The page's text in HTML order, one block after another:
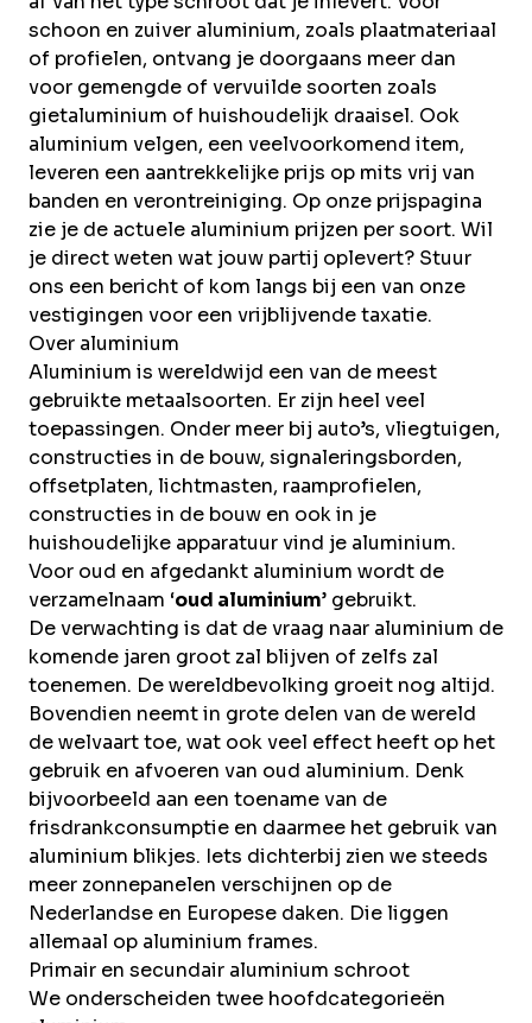
schoon en zuiver aluminium, zoals plaatmateriaal
of profielen, ontvang je doorgaans meer dan
voor gemengde of vervuilde soorten zoals
gietaluminium of huishoudelijk draaisel. Ook
aluminium velgen, een veelvoorkomend item,
leveren een aantrekkelijke prijs op mits vrij van
banden en verontreiniging. Op onze prijspagina
zie je de actuele aluminium prijzen per soort. Wil
je direct weten wat jouw partij oplevert? Stuur
ons een bericht of kom langs bij een van onze
vestigingen voor een vrijblijvende taxatie.
Over aluminium
Aluminium is wereldwijd een van de meest
gebruikte metaalsoorten. Er zijn heel veel
toepassingen. Onder meer bij auto’s, vliegtuigen,
constructies in de bouw, signaleringsborden,
offsetplaten, lichtmasten, raamprofielen,
constructies in de bouw en ook in je
huishoudelijke apparatuur vind je aluminium.
Voor oud en afgedankt aluminium wordt de
verzamelnaam ‘oud aluminium’ gebruikt.
De verwachting is dat de vraag naar aluminium de
komende jaren groot zal blijven of zelfs zal
toenemen. De wereldbevolking groeit nog altijd.
Bovendien neemt in grote delen van de wereld
de welvaart toe, wat ook veel effect heeft op het
gebruik en afvoeren van oud aluminium. Denk
bijvoorbeeld aan een toename van de
frisdrankconsumptie en daarmee het gebruik van
aluminium blikjes. Iets dichterbij zien we steeds
meer zonnepanelen verschijnen op de
Nederlandse en Europese daken. Die liggen
allemaal op aluminium frames.
Primair en secundair aluminium schroot
We onderscheiden twee hoofdcategorieën